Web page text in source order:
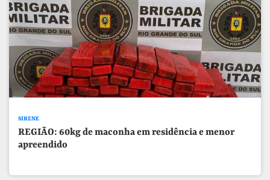
SIRENE
REGIÃO: 60kg de maconha em residência e menor
apreendido